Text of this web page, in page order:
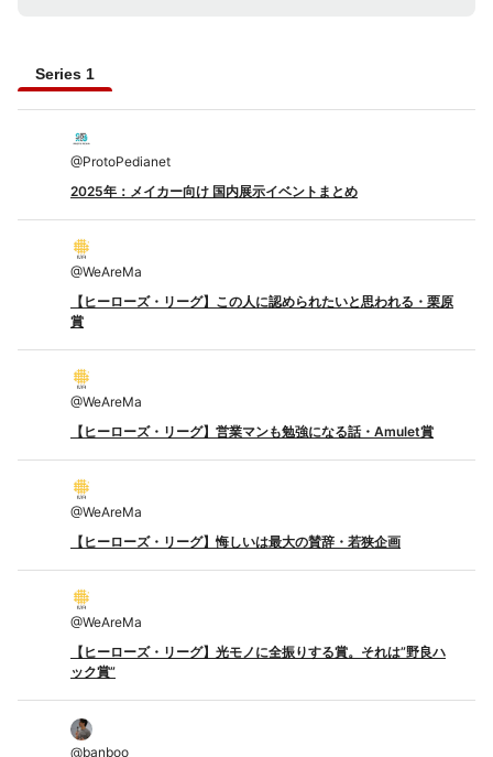
Series 1
@ProtoPedianet
2025年：メイカー向け 国内展示イベントまとめ
@WeAreMa
【ヒーローズ・リーグ】この人に認められたいと思われる・栗原
賞
@WeAreMa
【ヒーローズ・リーグ】営業マンも勉強になる話・Amulet賞
@WeAreMa
【ヒーローズ・リーグ】悔しいは最大の賛辞・若狭企画
@WeAreMa
【ヒーローズ・リーグ】光モノに全振りする賞。それは”野良ハ
ック賞”
@banboo